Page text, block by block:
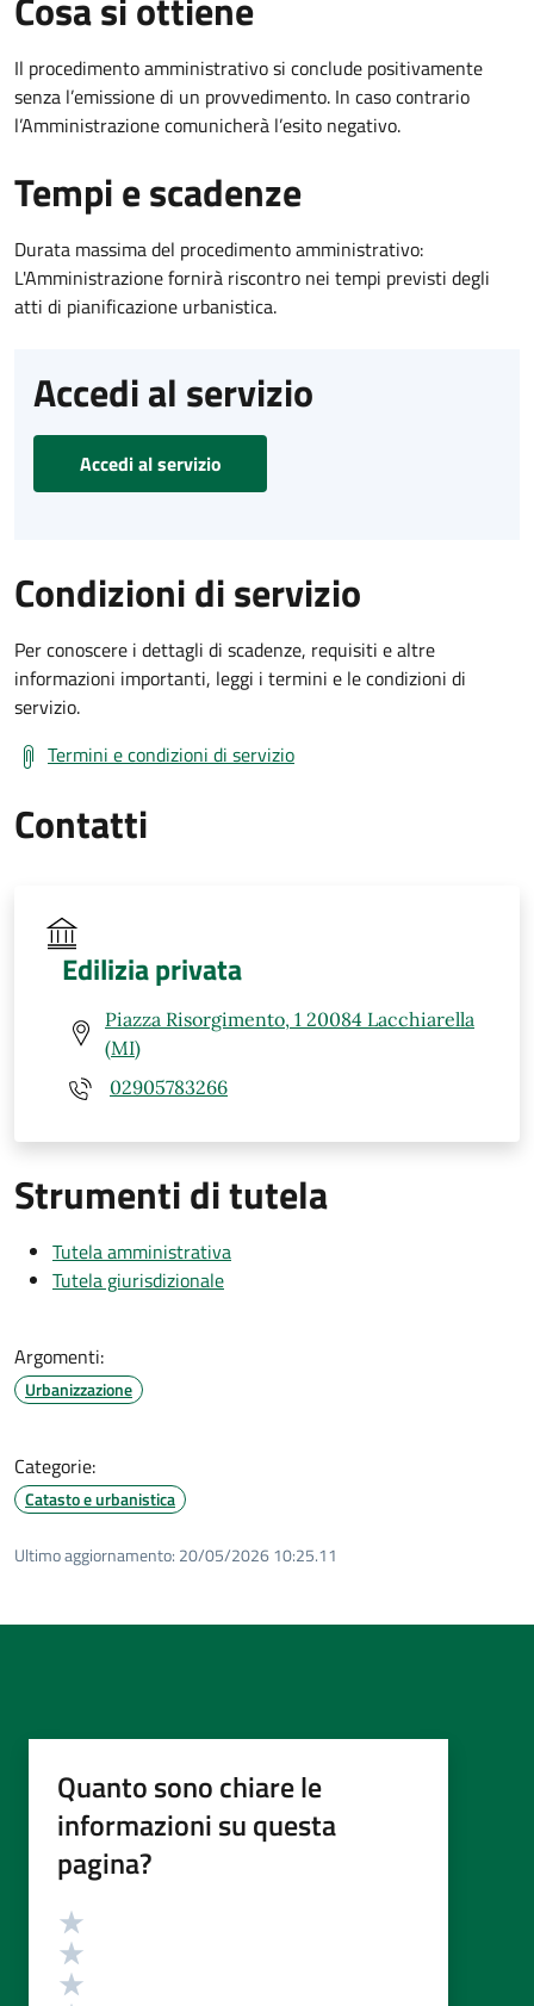
Il procedimento amministrativo si conclude positivamente
senza l’emissione di un provvedimento. In caso contrario
l’Amministrazione comunicherà l’esito negativo.
Tempi e scadenze
Durata massima del procedimento amministrativo:
L'Amministrazione fornirà riscontro nei tempi previsti degli
atti di pianificazione urbanistica.
Accedi al servizio
Accedi al servizio
Condizioni di servizio
Per conoscere i dettagli di scadenze, requisiti e altre
informazioni importanti, leggi i termini e le condizioni di
servizio.
Termini e condizioni di servizio
Contatti
Edilizia privata
Piazza Risorgimento, 1 20084 Lacchiarella
(MI)
02905783266
Strumenti di tutela
Tutela amministrativa
Tutela giurisdizionale
Argomenti:
Urbanizzazione
Categorie:
Catasto e urbanistica
Ultimo aggiornamento: 20/05/2026 10:25.11
Quanto sono chiare le
informazioni su questa
pagina?
Valutazione